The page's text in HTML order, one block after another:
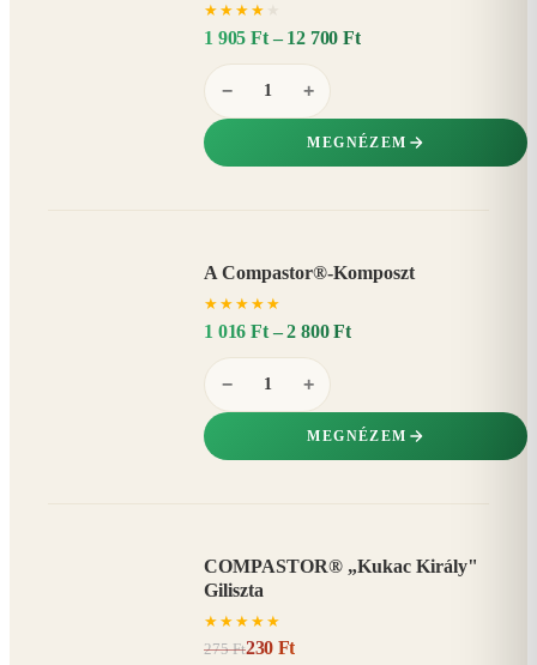
★ ★ ★ ★
1 905 Ft – 12 700 Ft
− +
MEGNÉZEM
A Compastor®-Komposzt
★ ★ ★ ★ ★
1 016 Ft – 2 800 Ft
− +
MEGNÉZEM
COMPASTOR® „Kukac Király"
Giliszta
★ ★ ★ ★ ★
275 Ft230 Ft